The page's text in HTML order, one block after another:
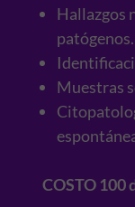
Hallazgos
patógenos.
Muestras
COSTO 100